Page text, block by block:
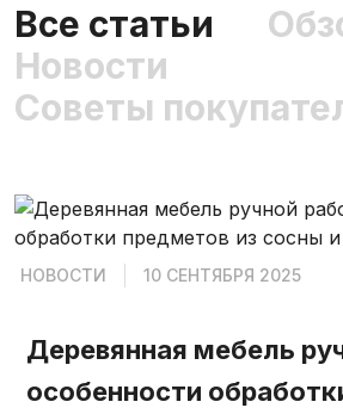
Все статьи
Новости
Советы
НОВОСТИ 10 СЕНТЯБРЯ 2025
Деревянная мебель
особенности